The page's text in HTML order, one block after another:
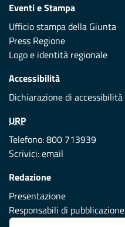
Eventi e Stampa
Ufficio stampa della Giunta
Press Regione
Logo e identità regionale
Accessibilità
Dichiarazione di accessibilità
URP
Telefono: 800 713939
Scrivici:email
Redazione
Presentazione
Responsabili di pubblicazione